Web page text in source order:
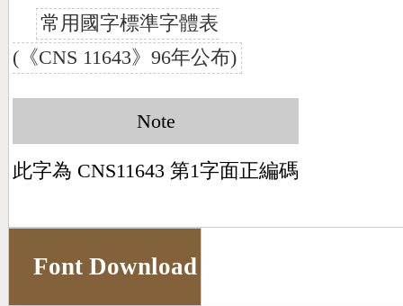
常用國字標準字體表
(《CNS 11643》96年公布)
Note
此字為 CNS11643 第1字面正編碼
Font Download